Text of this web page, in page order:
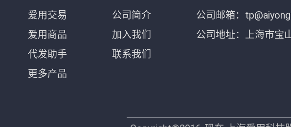
爱用交易
爱用商品
代发助手
更多产品
公司简介
加入我们
联系我们
公司邮箱：
公司地址：上海市宝